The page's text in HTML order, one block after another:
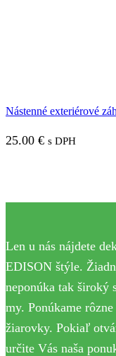
Nástenné exteriérové
25.00 € s DPH
Len u nás nájdete
EDISON štýle.
neponúka tak široký
my. Ponúkame
žiarovky. Pokiaľ
určite Vás naša